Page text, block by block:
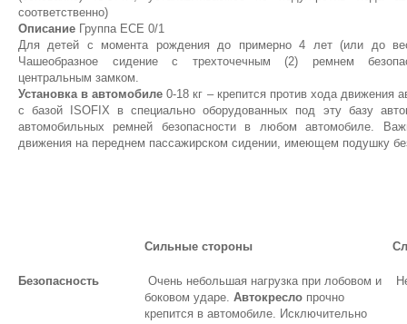
соответственно)
Описание Группа ЕСЕ 0/1
Для детей с момента рождения до примерно 4 лет (или до
Чашеобразное сидение с трехточечным (2) ремнем
центральным замком.
Установка в автомобиле 0-18 кг – крепится против хода движения
с базой ISOFIX в специально оборудованных под эту базу
автомобильных ремней безопасности в любом автомобиле.
движения на переднем пассажирском сидении, имеющем подушку
Сильные стороны
Безопасность
Очень небольшая нагрузка при лобовом и
боковом ударе. Автокресло прочно
крепится в автомобиле. Исключительно